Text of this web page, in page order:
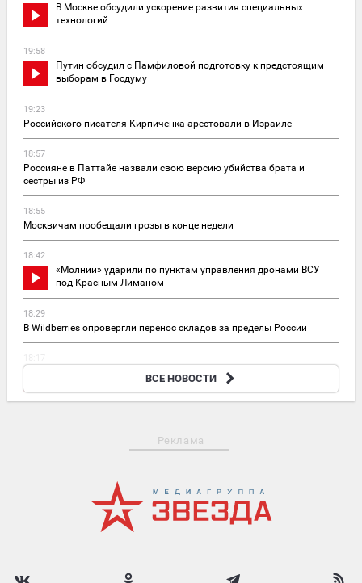
В Москве обсудили ускорение развития специальных
технологий
19:58
Путин обсудил с Памфиловой подготовку к предстоящим
выборам в Госдуму
19:23
Российского писателя Кирпиченка арестовали в Израиле
18:57
Россияне в Паттайе назвали свою версию убийства брата и
сестры из РФ
18:55
Москвичам пообещали грозы в конце недели
18:42
«Молнии» ударили по пунктам управления дронами ВСУ
под Красным Лиманом
18:29
В Wildberries опровергли перенос складов за пределы России
Пожар в ЦНИИмаш в Королеве локализовали
ВСЕ НОВОСТИ
Реклама